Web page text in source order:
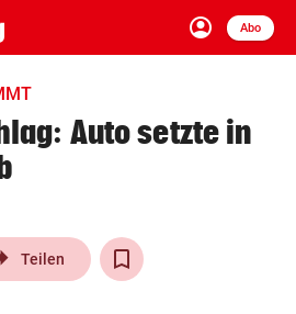
account_circle
Anmelden
Abo
close Schließen
arrow_right
Auto setzte in
Teilen